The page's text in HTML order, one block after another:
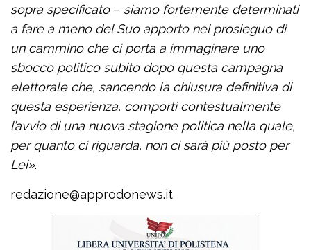
sopra specificato – siamo fortemente determinati
a fare a meno del Suo apporto nel prosieguo di
un cammino che ci porta a immaginare uno
sbocco politico subito dopo questa campagna
elettorale che, sancendo la chiusura definitiva di
questa esperienza, comporti contestualmente
l’avvio di una nuova stagione politica nella quale,
per quanto ci riguarda, non ci sarà più posto per
Lei».
redazione@approdonews.it